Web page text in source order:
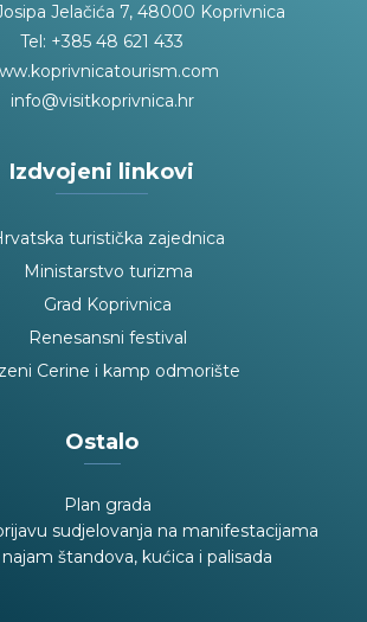
Jelačića 7, 48000 Koprivnica
Tel: +385 48 621 433
info@visitkoprivnica.hr
Izdvojeni linkovi
turistička zajednica
Ministarstvo turizma
Grad Koprivnica
Renesansni festival
Cerine i kamp odmorište
Ostalo
Plan grada
sudjelovanja na manifestacijama
najam štandova, kućica i palisada